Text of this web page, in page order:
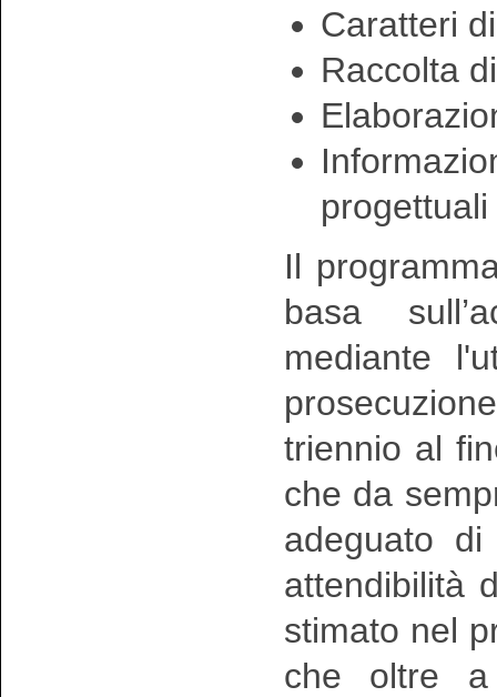
Caratteri
Raccolta
progettuali
Il
basa
mediante
triennio al
che da
adeguato
attendibilità
stimato nel
che oltre a